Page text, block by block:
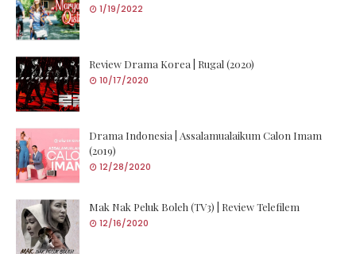
1/19/2022
Review Drama Korea | Rugal (2020)
10/17/2020
Drama Indonesia | Assalamualaikum Calon Imam
(2019)
12/28/2020
Mak Nak Peluk Boleh (TV3) | Review Telefilem
12/16/2020